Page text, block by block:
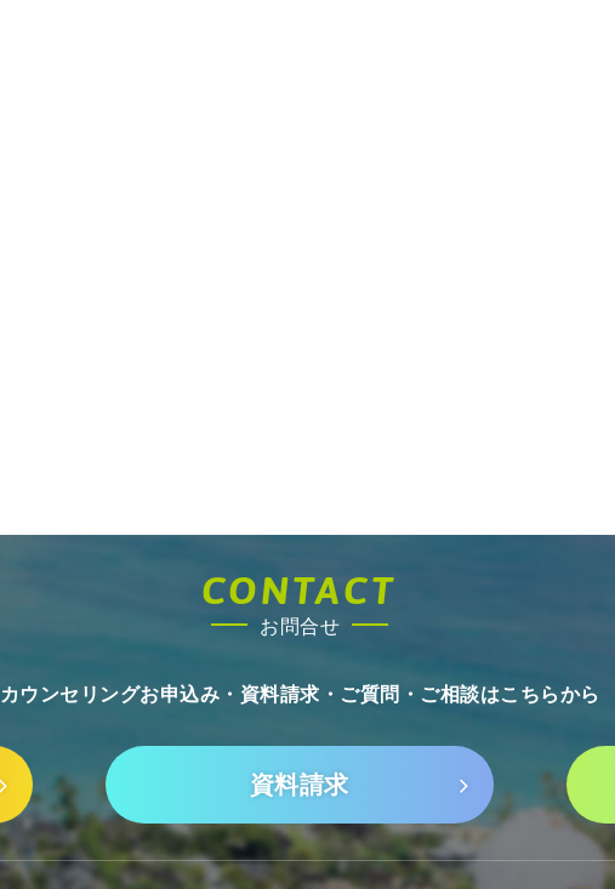
CONTACT
お問合せ
カウンセリングお申込み・資料請求・ ご質問・ご相談はこちらから
資料請求